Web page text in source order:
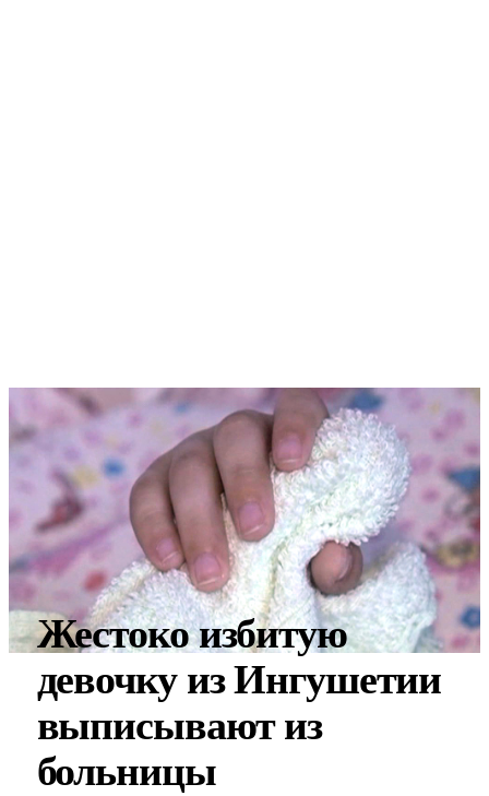
Жестоко избитую
девочку из Ингушетии
выписывают из
больницы